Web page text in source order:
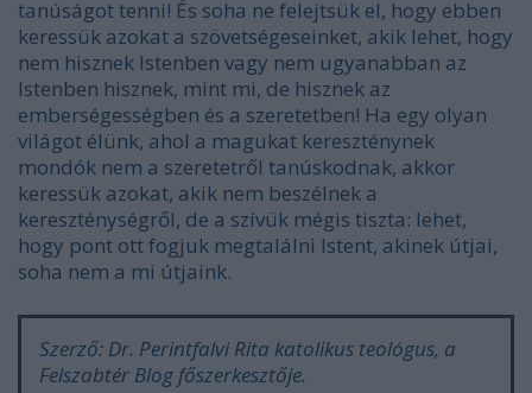
tanúságot tenni! És soha ne felejtsük el, hogy ebben
keressük azokat a szövetségeseinket, akik lehet, hogy
nem hisznek Istenben vagy nem ugyanabban az
Istenben hisznek, mint mi, de hisznek az
emberségességben és a szeretetben! Ha egy olyan
világot élünk, ahol a magukat kereszténynek
mondók nem a szeretetről tanúskodnak, akkor
keressük azokat, akik nem beszélnek a
kereszténységről, de a szívük mégis tiszta: lehet,
hogy pont ott fogjuk megtalálni Istent, akinek útjai,
soha nem a mi útjaink.
Szerző: Dr. Perintfalvi Rita katolikus teológus, a
Felszabtér Blog főszerkesztője.